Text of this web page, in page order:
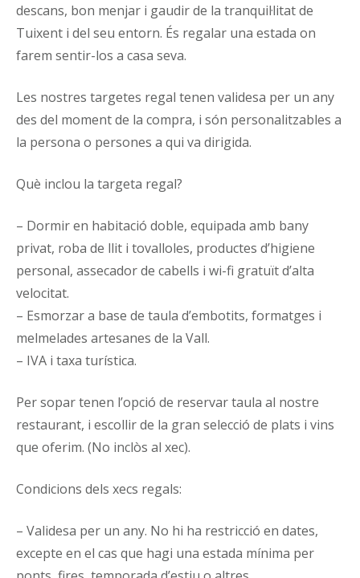
descans, bon menjar i gaudir de la tranquil·litat de
Tuixent i del seu entorn. És regalar una estada on
farem sentir-los a casa seva.
Les nostres targetes regal tenen validesa per un any
des del moment de la compra, i són personalitzables a
la persona o persones a qui va dirigida.
Què inclou la targeta regal?
– Dormir en habitació doble, equipada amb bany
privat, roba de llit i tovalloles, productes d’higiene
personal, assecador de cabells i wi-fi gratuït d’alta
velocitat.
– Esmorzar a base de taula d’embotits, formatges i
melmelades artesanes de la Vall.
– IVA i taxa turística.
Per sopar tenen l’opció de reservar taula al nostre
restaurant, i escollir de la gran selecció de plats i vins
que oferim. (No inclòs al xec).
Condicions dels xecs regals:
– Validesa per un any. No hi ha restricció en dates,
excepte en el cas que hagi una estada mínima per